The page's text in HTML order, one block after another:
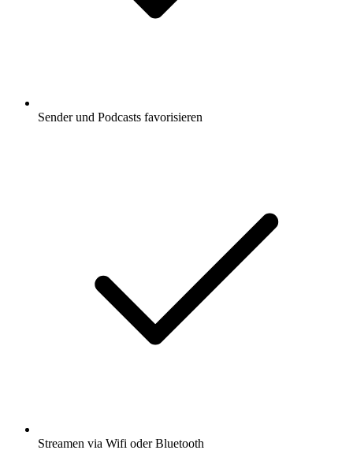
Sender und Podcasts favorisieren
Streamen via Wifi oder Bluetooth